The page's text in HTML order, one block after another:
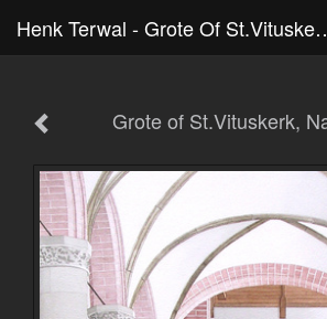
Henk Terwal -
Grote of St.Vituskerk,